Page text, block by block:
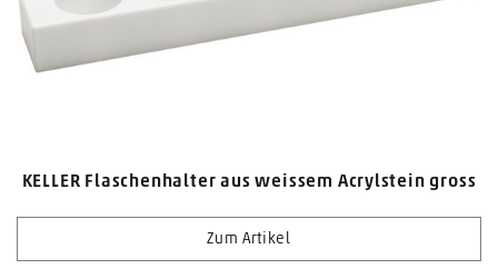
KELLER Flaschenhalter aus weissem Acrylstein gross
Zum Artikel